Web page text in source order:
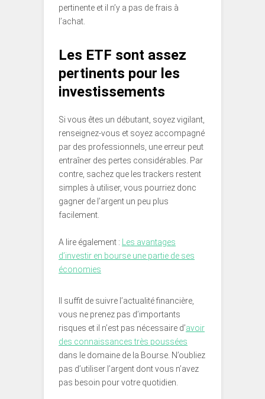
pertinente et il n’y a pas de frais à
l’achat.
Les ETF sont assez
pertinents pour les
investissements
Si vous êtes un débutant, soyez vigilant,
renseignez-vous et soyez accompagné
par des professionnels, une erreur peut
entraîner des pertes considérables. Par
contre, sachez que les trackers restent
simples à utiliser, vous pourriez donc
gagner de l’argent un peu plus
facilement.
A lire également : Les avantages
d’investir en bourse une partie de ses
économies
Il suffit de suivre l’actualité financière,
vous ne prenez pas d’importants
risques et il n’est pas nécessaire d’avoir
des connaissances très poussées
dans le domaine de la Bourse. N’oubliez
pas d’utiliser l’argent dont vous n’avez
pas besoin pour votre quotidien.